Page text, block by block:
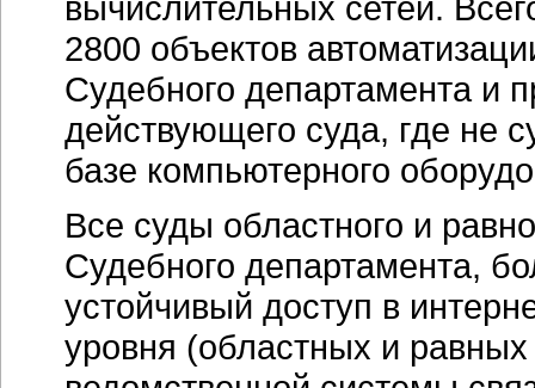
2800 объектов
Судебного департамента и
действующего суда, где не
базе компьютерного
Все суды областного и
Судебного департамента,
устойчивый доступ в
уровня (областных и